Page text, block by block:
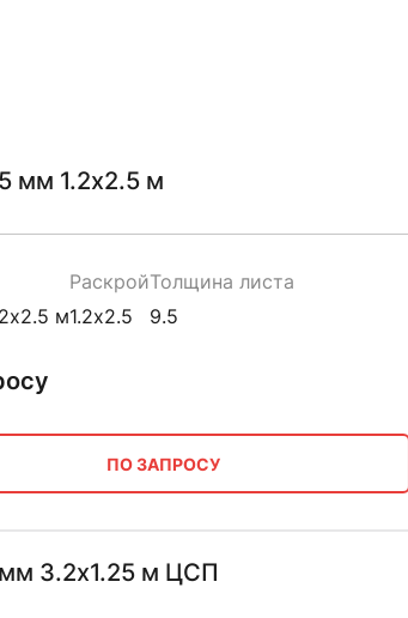
мм 1.2х2.5 м
м
Раскрой
1.2х2.5
Толщина листа
9.5
ПО ЗАПРОСУ
3.2х1.25 м ЦСП